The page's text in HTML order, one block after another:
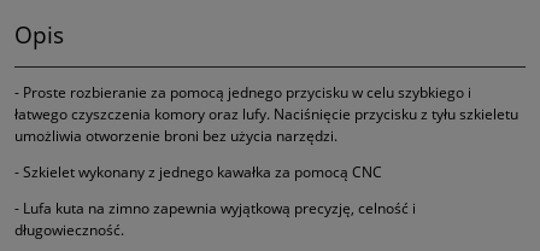
Opis
- Proste rozbieranie za pomocą jednego przycisku w celu szybkiego i
łatwego czyszczenia komory oraz lufy. Naciśnięcie przycisku z tyłu szkieletu
umożliwia otworzenie broni bez użycia narzędzi.
- Szkielet wykonany z jednego kawałka za pomocą CNC
- Lufa kuta na zimno zapewnia wyjątkową precyzję, celność i
długowieczność.